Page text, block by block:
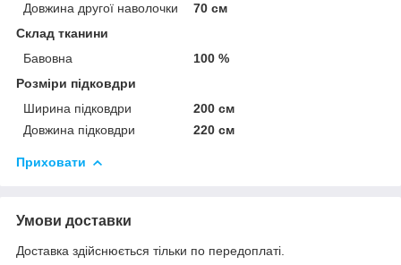
Довжина другої наволочки
70 см
Склад тканини
Бавовна
100 %
Розміри підковдри
Ширина підковдри
200 см
Довжина підковдри
220 см
Приховати
Умови доставки
Доставка здійснюється тільки по передоплаті.